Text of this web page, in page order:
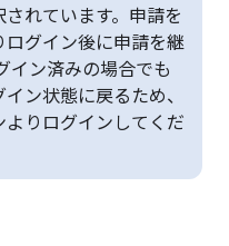
れています。申請を
グイン後に申請を継
イン済みの場合でも
ン状態に戻るため、
りログインしてくだ